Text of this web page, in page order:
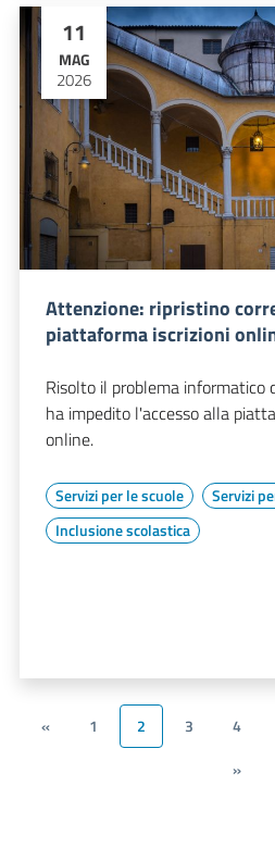
11
MAG
2026
Attenzione: ripristino
piattaforma iscrizioni
Risolto il problema
ha impedito l'accesso alla
online.
Servizi per le scuole
Servizi
Inclusione scolastica
« 1 2 3 4
»